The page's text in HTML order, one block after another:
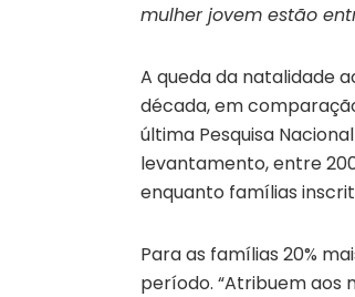
mulher jovem estão
A queda da natalidade
década, em
última Pesquisa
levantamento, entre
enquanto famílias
Para as famílias 20%
período. “Atribuem